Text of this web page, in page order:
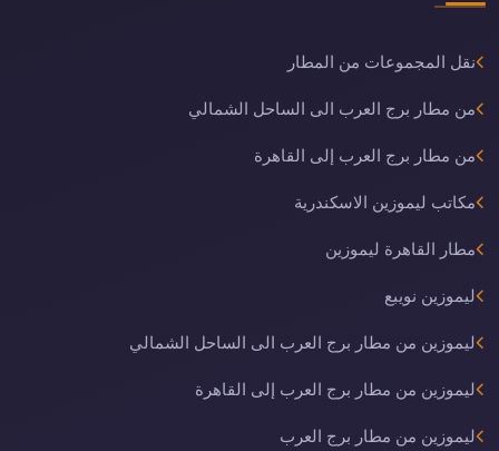
نقل المجموعات من المطار
من مطار برج العرب الى الساحل الشمالي
من مطار برج العرب إلى القاهرة
مكاتب ليموزين الاسكندرية
مطار القاهرة ليموزين
ليموزين نويبع
ليموزين من مطار برج العرب الى الساحل الشمالي
ليموزين من مطار برج العرب إلى القاهرة
ليموزين من مطار برج العرب